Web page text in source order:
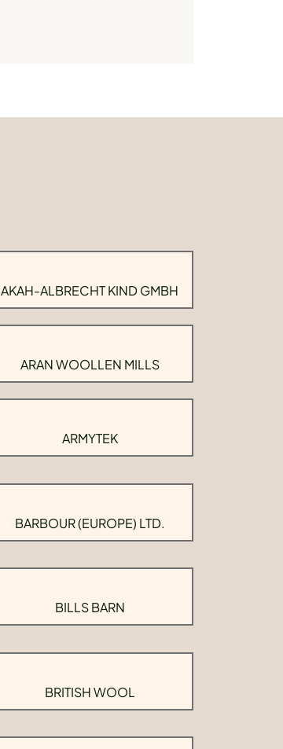
AKAH-ALBRECHT KIND GMBH
ARAN WOOLLEN MILLS
ARMYTEK
BARBOUR (EUROPE) LTD.
BILLS BARN
BRITISH WOOL